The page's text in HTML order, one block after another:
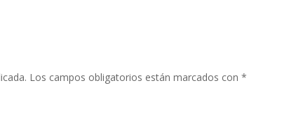
Los campos obligatorios están marcados con*